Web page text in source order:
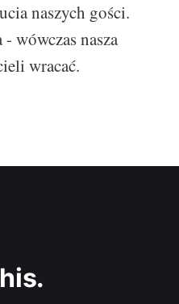
naszych gości.
wówczas nasza
wracać.